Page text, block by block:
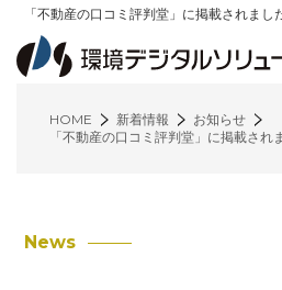
「不動産の口コミ評判堂」に掲載されまし
HOME 新着情報
お知らせ
「不動産の口コミ評判堂」に掲載され
News